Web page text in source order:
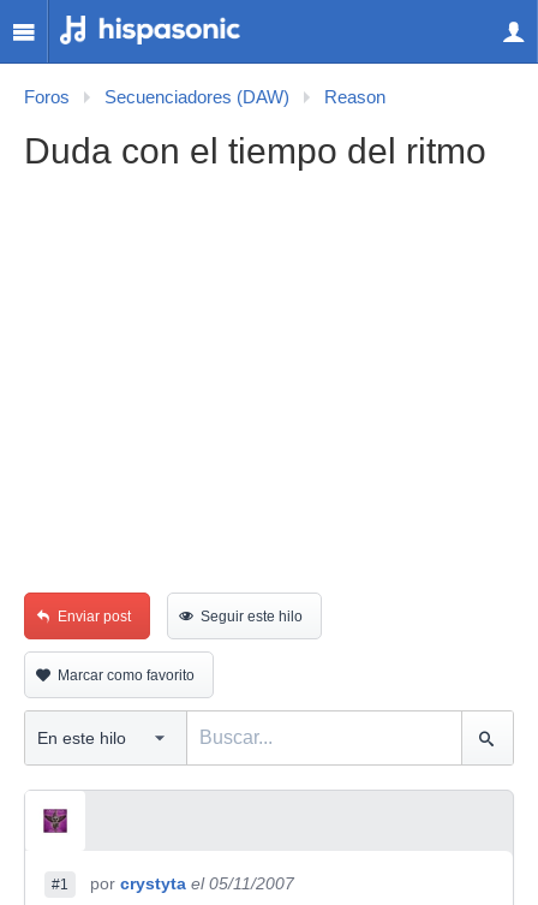
Foros Secuenciadores (DAW) Reason
Duda con el tiempo del ritmo
Enviar post Seguir este hilo
Marcar como favorito
#1 por crystyta el 05/11/2007